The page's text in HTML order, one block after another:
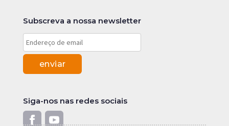
Subscreva a nossa newsletter
Siga-nos nas redes sociais